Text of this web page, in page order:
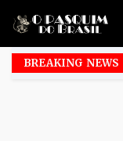
BREAKING NEWS
ao Governo